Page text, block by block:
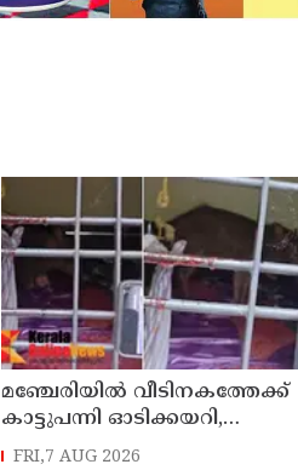
മഞ്ചേരിയിൽ വീടിനകത്തേക്ക്
കാട്ടുപന്നി ഓടിക്കയറി,
രണ്ടരവയസ്സുകാരി രക്ഷപ്പെട്ടത്
FRI,7 AUG 2026